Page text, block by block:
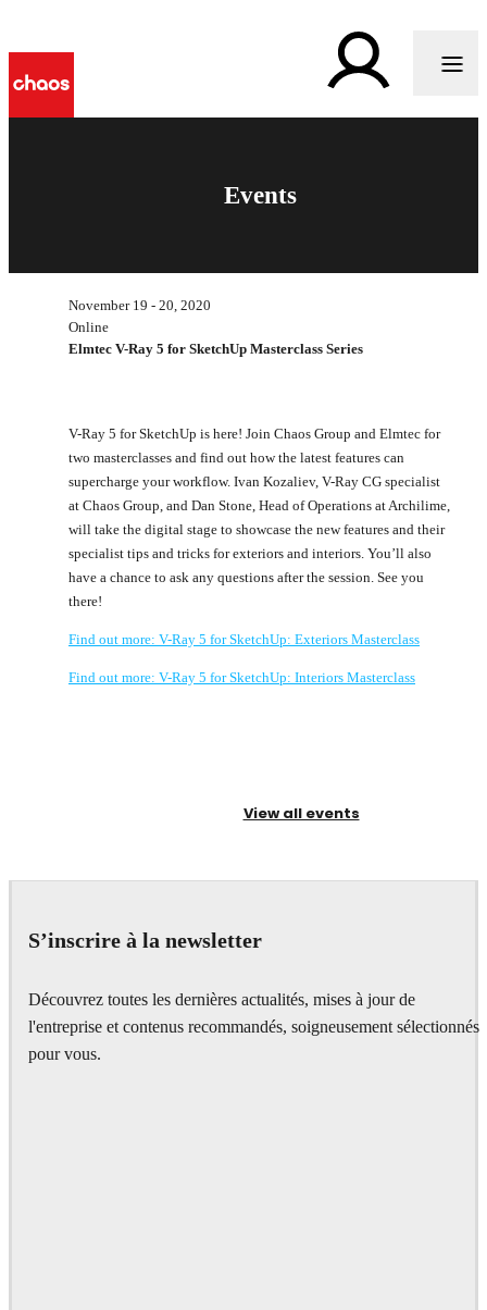
Events
November 19 - 20, 2020
Online
Elmtec V-Ray 5 for SketchUp Masterclass Series
V-Ray 5 for SketchUp is here! Join Chaos Group and Elmtec for
two masterclasses and find out how the latest features can
supercharge your workflow. Ivan Kozaliev, V-Ray CG specialist
at Chaos Group, and Dan Stone, Head of Operations at Archilime,
will take the digital stage to showcase the new features and their
specialist tips and tricks for exteriors and interiors. You’ll also
have a chance to ask any questions after the session. See you
there!
Find out more: V-Ray 5 for SketchUp: Exteriors Masterclass
Find out more: V-Ray 5 for SketchUp: Interiors Masterclass
View all events
S’inscrire à la newsletter
Découvrez toutes les dernières actualités, mises à jour de
l'entreprise et contenus recommandés, soigneusement sélectionnés
pour vous.